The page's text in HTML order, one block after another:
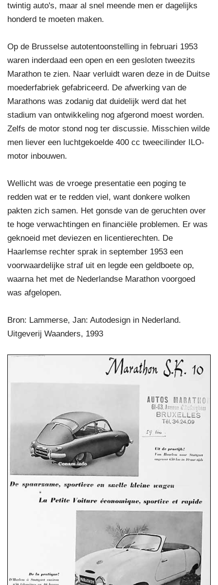
twintig auto's, maar al snel meende men er dagelijks
honderd te moeten maken.
Op de Brusselse autotentoonstelling in februari 1953
waren inderdaad een open en een gesloten tweezits
Marathon te zien. Naar verluidt waren deze in de Duitse
moederfabriek gefabriceerd. De afwerking van de
Marathons was zodanig dat duidelijk werd dat het
stadium van ontwikkeling nog afgerond moest worden.
Zelfs de motor stond nog ter discussie. Misschien wilde
men liever een luchtgekoelde 400 cc tweecilinder ILO-
motor inbouwen.
Wellicht was de vroege presentatie een poging te
redden wat er te redden viel, want donkere wolken
pakten zich samen. Het gonsde van de geruchten over
te hoge verwachtingen en financiële problemen. Er was
geknoeid met deviezen en licentierechten. De
Haarlemse rechter sprak in september 1953 een
voorwaardelijke straf uit en legde een geldboete op,
waarna het met de Nederlandse Marathon voorgoed
was afgelopen.
Bron: Lammerse, Jan: Autodesign in Nederland.
Uitgeverij Waanders, 1993